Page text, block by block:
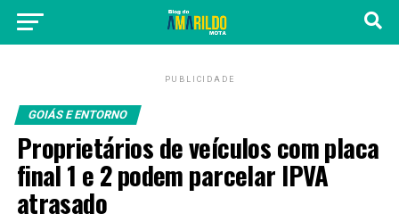
PUBLICIDADE
GOIÁS E ENTORNO
Proprietários de veículos com placa
final 1 e 2 podem parcelar IPVA
atrasado